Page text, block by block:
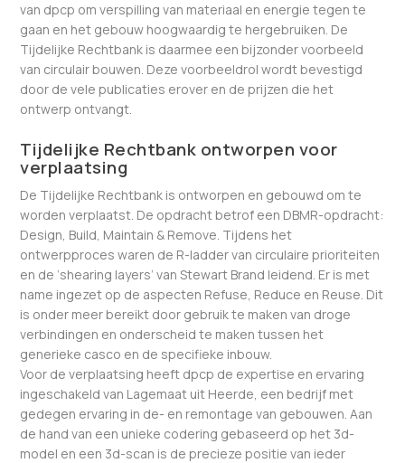
van dpcp om verspilling van materiaal en energie tegen te
gaan en het gebouw hoogwaardig te hergebruiken. De
Tijdelijke Rechtbank is daarmee een bijzonder voorbeeld
van circulair bouwen. Deze voorbeeldrol wordt bevestigd
door de vele publicaties erover en de prijzen die het
ontwerp ontvangt.
Tijdelijke Rechtbank ontworpen voor
verplaatsing
De Tijdelijke Rechtbank is ontworpen en gebouwd om te
worden verplaatst. De opdracht betrof een DBMR-opdracht:
Design, Build, Maintain & Remove. Tijdens het
ontwerpproces waren de R-ladder van circulaire prioriteiten
en de ‘shearing layers’ van Stewart Brand leidend. Er is met
name ingezet op de aspecten Refuse, Reduce en Reuse. Dit
is onder meer bereikt door gebruik te maken van droge
verbindingen en onderscheid te maken tussen het
generieke casco en de specifieke inbouw.
Voor de verplaatsing heeft dpcp de expertise en ervaring
ingeschakeld van Lagemaat uit Heerde, een bedrijf met
gedegen ervaring in de- en remontage van gebouwen. Aan
de hand van een unieke codering gebaseerd op het 3d-
model en een 3d-scan is de precieze positie van ieder